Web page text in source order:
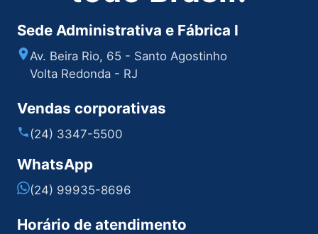
Sede Administrativa e Fábrica I
Av. Beira Rio, 65 - Santo Agostinho
Volta Redonda - RJ
Vendas corporativas
(24) 3347-5500
WhatsApp
(24) 99935-8696
Horário de atendimento